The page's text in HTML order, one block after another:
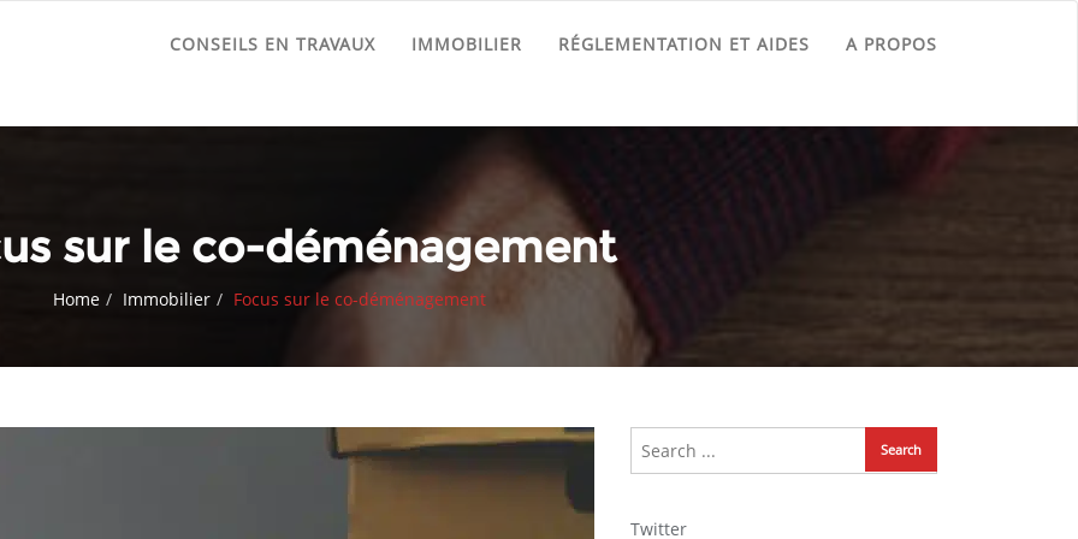
CONSEILS EN TRAVAUX IMMOBILIER RÉGLEMENTATION ET AIDES A PROPOS
sur le co-déménagement
Home Immobilier Focus sur le co-déménagement
Twitter